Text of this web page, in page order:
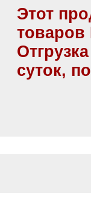
Этот
товаров
суток,